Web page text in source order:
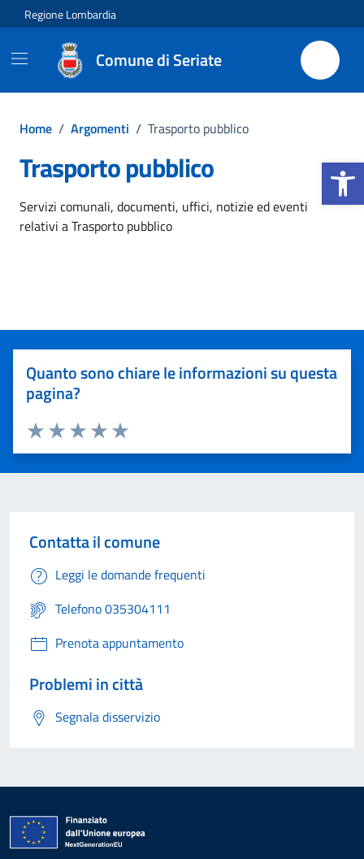
Apri la
Vai ai contenuti
Vai al footer
Regione Lombardia
Comune di Seriate
Home / Argomenti / Trasporto pubblico
Trasporto pubblico
Dettagli dell'argomento
Servizi comunali, documenti, uffici, notizie ed eventi
relativi a Trasporto pubblico
Quanto sono chiare le informazioni su questa
pagina?
Valuta 5 stelle su 5
Valuta 4 stelle su 5
Valuta 3 stelle su 5
Valuta 2 stelle su 5
Valuta 1 stelle su 5
Contatta il comune
Leggi le domande frequenti
Telefono 035304111
Prenota appuntamento
Problemi in città
Segnala disservizio